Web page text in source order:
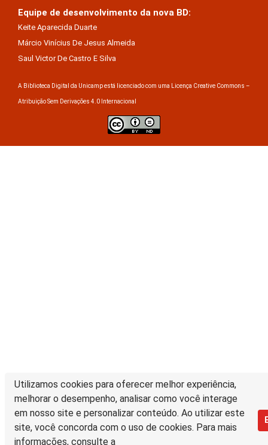
Utilizamos cookies para oferecer melhor experiência,
melhorar o desempenho, analisar como você interage
em nosso site e personalizar conteúdo. Ao utilizar este
site, você concorda com o uso de cookies. Para mais
informações, consulte a
Equipe de desenvolvimento da nova BD:
Keite Aparecida Duarte
Márcio Vinícius De Jesus Almeida
Saul Victor De Castro E Silva
A Biblioteca Digital da Unicamp está licenciado com uma Licença Creative Commons –
Atribuição Sem Derivações 4.0 Internacional